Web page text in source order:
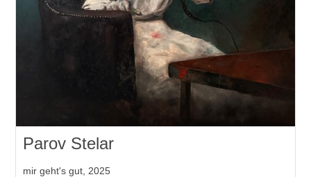
Parov Stelar
mir geht's gut, 2025